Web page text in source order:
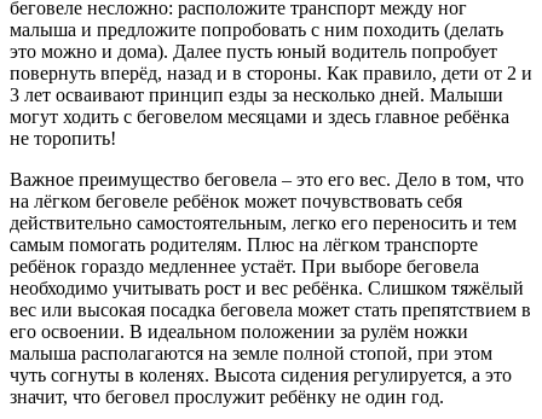
беговеле несложно: расположите транспорт между ног
малыша и предложите попробовать с ним походить (делать
это можно и дома). Далее пусть юный водитель попробует
повернуть вперёд, назад и в стороны. Как правило, дети от 2 и
3 лет осваивают принцип езды за несколько дней. Малыши
могут ходить с беговелом месяцами и здесь главное ребёнка
не торопить!
Важное преимущество беговела – это его вес. Дело в том, что
на лёгком беговеле ребёнок может почувствовать себя
действительно самостоятельным, легко его переносить и тем
самым помогать родителям. Плюс на лёгком транспорте
ребёнок гораздо медленнее устаёт. При выборе беговела
необходимо учитывать рост и вес ребёнка. Слишком тяжёлый
вес или высокая посадка беговела может стать препятствием в
его освоении. В идеальном положении за рулём ножки
малыша располагаются на земле полной стопой, при этом
чуть согнуты в коленях. Высота сидения регулируется, а это
значит, что беговел прослужит ребёнку не один год.